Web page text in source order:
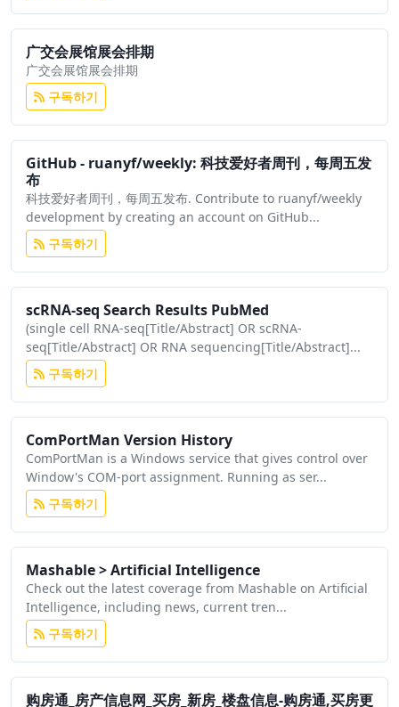
广交会展馆展会排期
广交会展馆展会排期
구독하기
GitHub - ruanyf/weekly: 科技爱好者周刊，每周五发
布
科技爱好者周刊，每周五发布. Contribute to ruanyf/weekly
development by creating an account on GitHub...
구독하기
scRNA-seq Search Results PubMed
(single cell RNA-seq[Title/Abstract] OR scRNA-
seq[Title/Abstract] OR RNA sequencing[Title/Abstract]...
구독하기
ComPortMan Version History
ComPortMan is a Windows service that gives control over
Window's COM-port assignment. Running as ser...
구독하기
Mashable > Artificial Intelligence
Check out the latest coverage from Mashable on Artificial
Intelligence, including news, current tren...
구독하기
购房通_房产信息网_买房_新房_楼盘信息-购房通,买房更